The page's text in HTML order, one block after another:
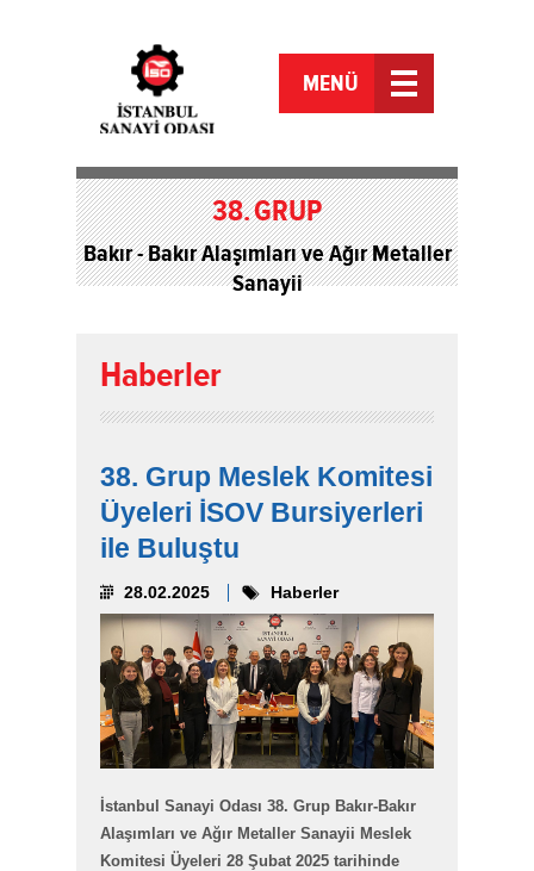
38.GRUP
Bakır - Bakır Alaşımları ve Ağır Metaller
Sanayii
MENÜ
Haberler
38. Grup Meslek Komitesi
Üyeleri İSOV Bursiyerleri
ile Buluştu
28.02.2025 Haberler
İstanbul Sanayi Odası 38. Grup Bakır-Bakır
Alaşımları ve Ağır Metaller Sanayii Meslek
Komitesi Üyeleri 28 Şubat 2025 tarihinde